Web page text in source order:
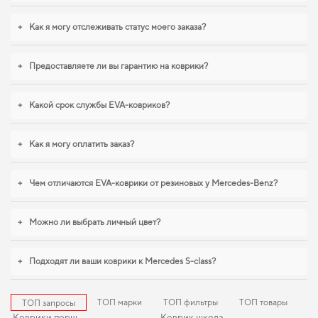
могут преобразить ваш автомобиль иковер evaделает поездку
hyundaiудобно прямо на сайте. Продуманная защита пола начинается с
уверенно справляются с нагрузками. Будем рады и в дальнейшем помогать
вам ухаживать за автомобилем и предлагать только проверенные решения
+ Как я могу отслеживать статус моего заказа?
+ Предоставляете ли вы гарантию на коврики?
+ Какой срок службы EVA-ковриков?
+ Как я могу оплатить заказ?
+ Чем отличаются EVA-коврики от резиновых у Mercedes-Benz?
+ Можно ли выбрать личный цвет?
+ Подходят ли ваши коврики к Mercedes S-class?
ТОП запросы ТОП марки ТОП фильтры ТОП товары